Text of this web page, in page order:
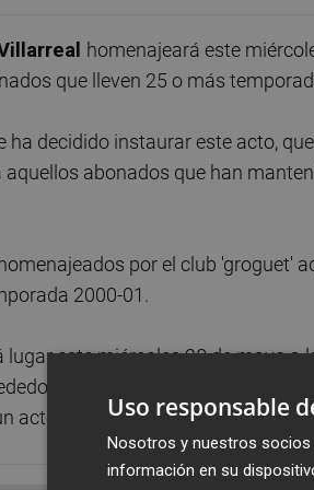
homenajeará este
que lleven 25 o más
ha decidido instaurar este acto,
aquellos abonados que han
por el club 'groguet'
2000-01.
lugar este miércoles 28 de mayo a
de 2.100 abonados que
acto abierto al público.
Uso responsable
Nosotros y nuestros socios
información en su